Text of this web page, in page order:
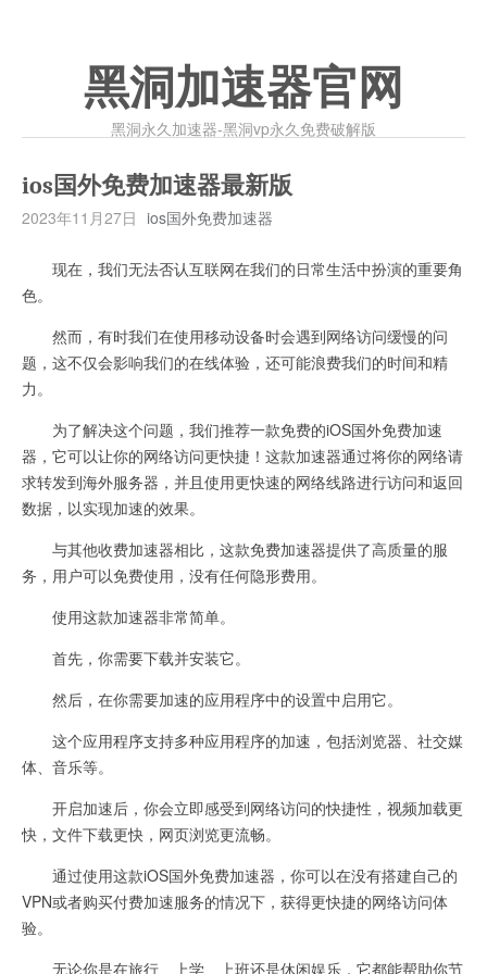
黑洞加速器官网
黑洞永久加速器-黑洞vp永久免费破解版
ios国外免费加速器最新版
2023年11月27日 ios国外免费加速器
现在，我们无法否认互联网在我们的日常生活中扮演的重要角
色。
然而，有时我们在使用移动设备时会遇到网络访问缓慢的问
题，这不仅会影响我们的在线体验，还可能浪费我们的时间和精
力。
为了解决这个问题，我们推荐一款免费的iOS国外免费加速
器，它可以让你的网络访问更快捷！这款加速器通过将你的网络请
求转发到海外服务器，并且使用更快速的网络线路进行访问和返回
数据，以实现加速的效果。
与其他收费加速器相比，这款免费加速器提供了高质量的服
务，用户可以免费使用，没有任何隐形费用。
使用这款加速器非常简单。
首先，你需要下载并安装它。
然后，在你需要加速的应用程序中的设置中启用它。
这个应用程序支持多种应用程序的加速，包括浏览器、社交媒
体、音乐等。
开启加速后，你会立即感受到网络访问的快捷性，视频加载更
快，文件下载更快，网页浏览更流畅。
通过使用这款iOS国外免费加速器，你可以在没有搭建自己的
VPN或者购买付费加速服务的情况下，获得更快捷的网络访问体
验。
无论你是在旅行、上学、上班还是休闲娱乐，它都能帮助你节